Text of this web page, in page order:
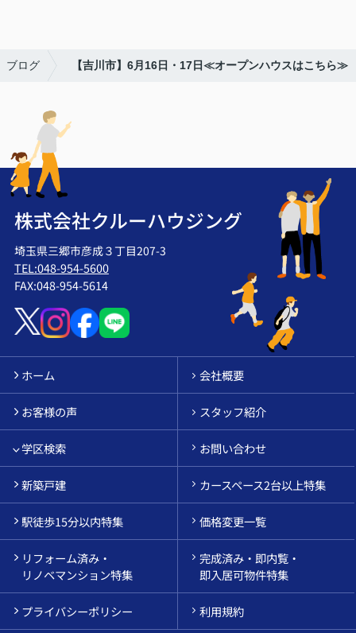
ブログ 【吉川市】6月16日・17日≪オープンハウスはこちら≫
株式会社クルーハウジング
埼玉県三郷市彦成３丁目207-3
TEL:048-954-5600
FAX:048-954-5614
ホーム 会社概要
お客様の声 スタッフ紹介
学区検索 お問い合わせ
新築戸建 カースペース2台以上特集
駅徒歩15分以内特集 価格変更一覧
リフォーム済み・
リノベマンション特集
完成済み・即内覧・
即入居可物件特集
プライバシーポリシー 利用規約